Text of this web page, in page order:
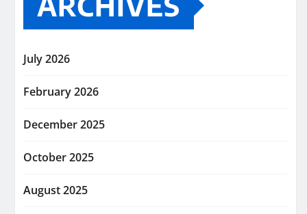
July 2026
February 2026
December 2025
October 2025
August 2025